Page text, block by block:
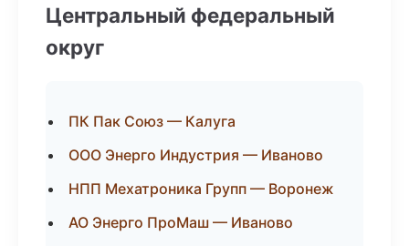
Центральный федеральный
округ
ПК Пак Союз — Калуга
ООО Энерго Индустрия — Иваново
НПП Мехатроника Групп — Воронеж
АО Энерго ПроМаш — Иваново